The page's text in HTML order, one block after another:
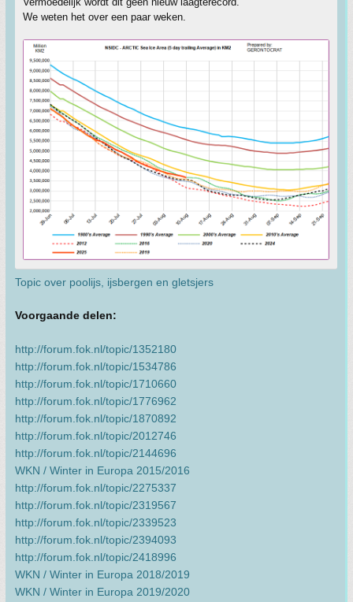
We weten het over een paar weken.
Topic over poolijs, ijsbergen en gletsjers
Voorgaande delen:
http://forum.fok.nl/topic/1352180
http://forum.fok.nl/topic/1534786
http://forum.fok.nl/topic/1710660
http://forum.fok.nl/topic/1776962
http://forum.fok.nl/topic/1870892
http://forum.fok.nl/topic/2012746
http://forum.fok.nl/topic/2144696
WKN / Winter in Europa 2015/2016
http://forum.fok.nl/topic/2275337
http://forum.fok.nl/topic/2319567
http://forum.fok.nl/topic/2339523
http://forum.fok.nl/topic/2394093
http://forum.fok.nl/topic/2418996
WKN / Winter in Europa 2018/2019
WKN / Winter in Europa 2019/2020